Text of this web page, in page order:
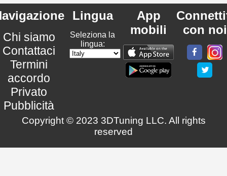
Chi siamo
Contattaci
Termini
accordo
Privato
Pubblicità
Lingua
Seleziona la
lingua:
App
mobili
con noi
Copyright © 2023 3DTuning LLC. All rights
reserved